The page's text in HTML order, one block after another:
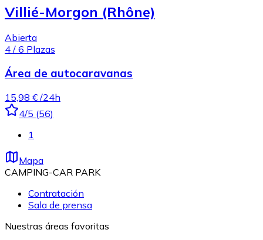
Villié-Morgon (Rhône)
Abierta
4 / 6 Plazas
Área de autocaravanas
15,98 € /24h
4/5 (56)
1
Mapa
CAMPING-CAR PARK
Contratación
Sala de prensa
Nuestras áreas favoritas